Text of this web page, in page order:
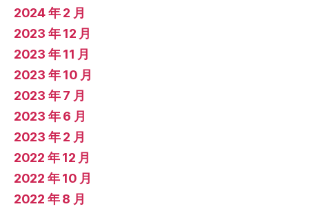
2024 年 2 月
2023 年 12 月
2023 年 11 月
2023 年 10 月
2023 年 7 月
2023 年 6 月
2023 年 2 月
2022 年 12 月
2022 年 10 月
2022 年 8 月